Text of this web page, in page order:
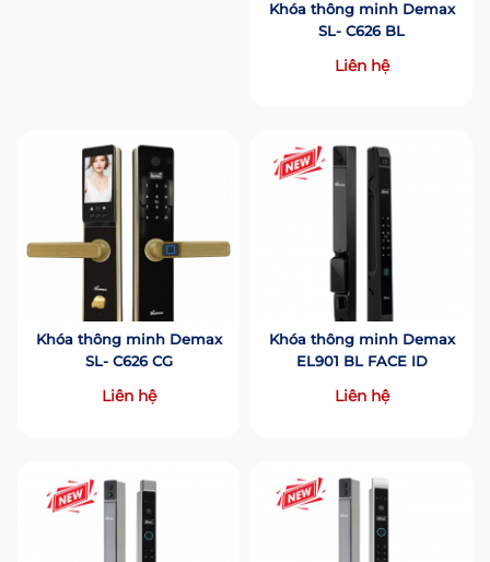
Khóa thông minh Demax
SL- C626 BL
Liên hệ
Khóa thông minh Demax
SL- C626 CG
Liên hệ
Khóa thông minh Demax
EL901 BL FACE ID
Liên hệ